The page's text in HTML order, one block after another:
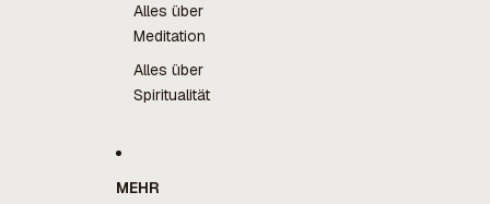
Alles über
Meditation
Alles über
Spiritualität
MEHR